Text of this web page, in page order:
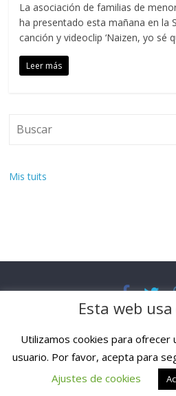
La asociación de familias de
ha presentado esta mañana en la
canción y videoclip ‘Naizen, yo sé
Leer más
Mis tuits
Quiénes somos Contacto
Copyright © 2026LGTBERRI
Theme:ColorMag Proby
Esta web
Utilizamos cookies para ofrecer
usuario. Por favor, acepta para
Ajustes de cookies